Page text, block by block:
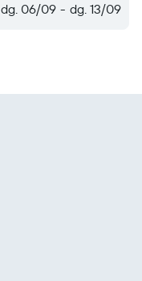
dg. 06/09 - dg. 13/09